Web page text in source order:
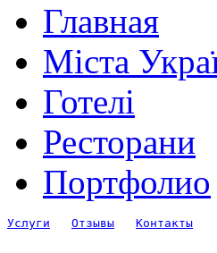
Главная
Міста
Готелі
Ресторани
Портфолио
Услуги Отзывы Контакты